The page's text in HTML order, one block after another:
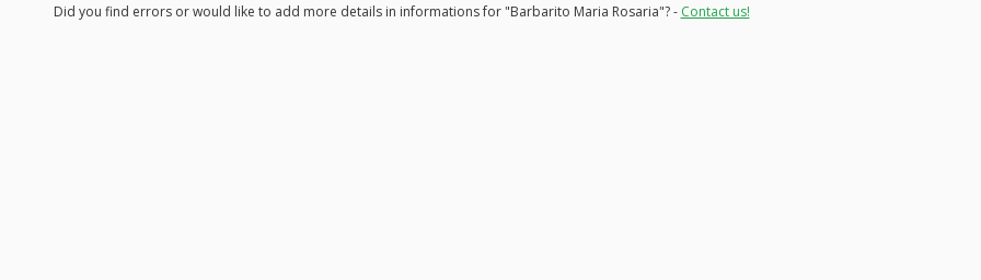
Did you find errors or would like to add more details in informations for "Barbarito Maria Rosaria"? - Contact us!